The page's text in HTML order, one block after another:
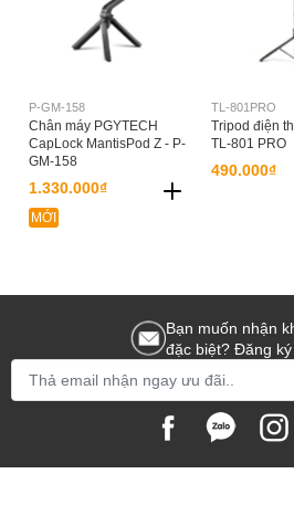
P-GM-158
Chân máy PGYTECH
CapLock MantisPod Z - P-
GM-158
1.330.000₫
MỚI
TL-801PRO
Tripod điện
TL-801 PRO
490.000₫
Bạn muốn nhận
đặc biệt? Đăng ký